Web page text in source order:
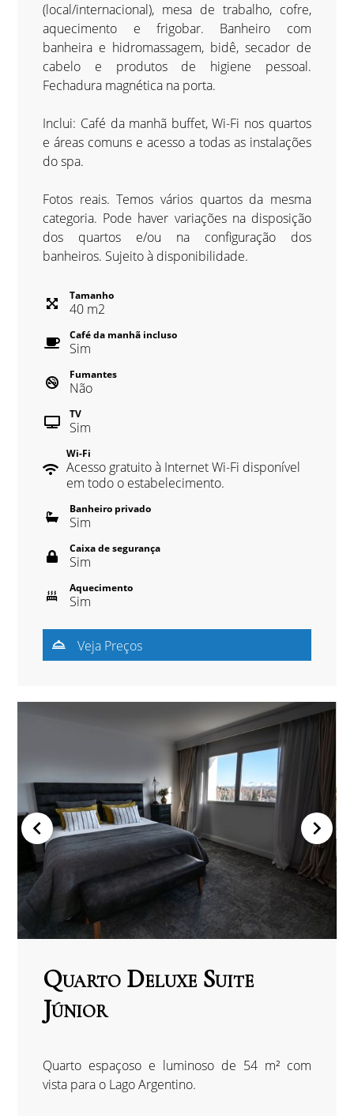
(local/internacional), mesa de trabalho, cofre,
aquecimento e frigobar. Banheiro com
banheira e hidromassagem, bidê, secador de
cabelo e produtos de higiene pessoal.
Fechadura magnética na porta.
Inclui: Café da manhã buffet, Wi-Fi nos quartos
e áreas comuns e acesso a todas as instalações
do spa.
Fotos reais. Temos vários quartos da mesma
categoria. Pode haver variações na disposição
dos quartos e/ou na configuração dos
banheiros. Sujeito à disponibilidade.
Tamanho
40 m2
Café da manhã incluso
Sim
Fumantes
Não
TV
Sim
Wi-Fi
Acesso gratuito à Internet Wi-Fi disponível
em todo o estabelecimento.
Banheiro privado
Sim
Caixa de segurança
Sim
Aquecimento
Sim
Veja Preços
Quarto Deluxe Suite
Júnior
Quarto espaçoso e luminoso de 54 m² com
vista para o Lago Argentino.